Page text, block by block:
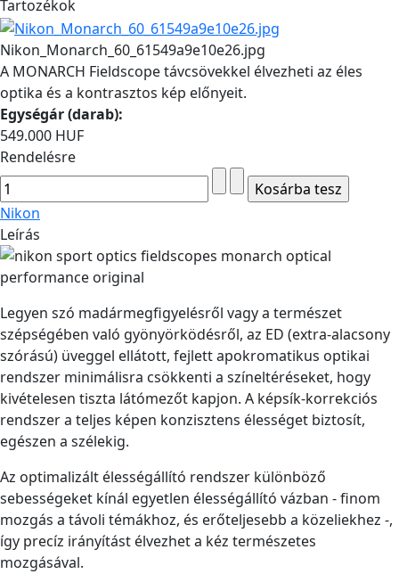
Tartozékok
Nikon_Monarch_60_61549a9e10e26.jpg
A MONARCH Fieldscope távcsövekkel élvezheti az éles
optika és a kontrasztos kép előnyeit.
Egységár (darab):
549.000 HUF
Rendelésre
Nikon
Leírás
Legyen szó madármegfigyelésről vagy a természet
szépségében való gyönyörködésről, az ED (extra-alacsony
szórású) üveggel ellátott, fejlett apokromatikus optikai
rendszer minimálisra csökkenti a színeltéréseket, hogy
kivételesen tiszta látómezőt kapjon. A képsík-korrekciós
rendszer a teljes képen konzisztens élességet biztosít,
egészen a szélekig.
Az optimalizált élességállító rendszer különböző
sebességeket kínál egyetlen élességállító vázban - finom
mozgás a távoli témákhoz, és erőteljesebb a közeliekhez -,
így precíz irányítást élvezhet a kéz természetes
mozgásával.